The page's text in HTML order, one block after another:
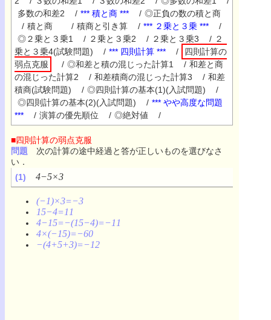
多数の和差2
/ *** 積と商 *** / ◎正負の数の積と商
/ 積と商 / 積商と引き算 / *** ２乗と３乗 ***
/
◎２乗と３乗1
/ ２乗と３乗2 / ２乗と３乗3 / ２
乗と３乗4(試験問題)
/ *** 四則計算 *** /
四則計算の
弱点克服
/ ◎和差と積の混じった計算1 / 和差と商
の混じった計算2
/ 和差積商の混じった計算3 / 和差
積商(試験問題)
/ ◎四則計算の基本(1)(入試問題)
/
◎四則計算の基本(2)(入試問題)
/ *** やや高度な問題
***
/ 演算の優先順位 / ◎絶対値 /
■四則計算の弱点克服
問題 次の計算の途中経過と答が正しいものを選びなさ
い．
(1)
4−5×3
(−1)×3=−3
15−4=11
4−15=−(15−4)=−11
4×(−15)=−60
−(4+5+3)=−12